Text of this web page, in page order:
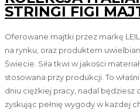
STRINGI FIGI
Oferowane majtki przez markę
na rynku, oraz produktem
Świecie. Siła tkwi w jakości
stosowana przy produkcji. To
dniu ciężkiej pracy, nadal będziesz
zyskując pełnię wygody w każdej